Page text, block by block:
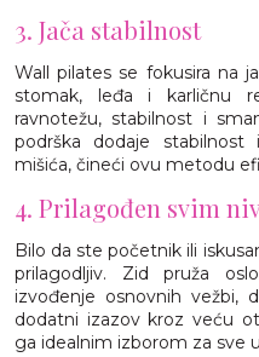
3. Jača stabilnost
Wall pilates se fokusira na
stomak, leđa i karličnu
ravnotežu, stabilnost i
podrška dodaje
mišića, čineći ovu metodu
4. Prilagođen svim
Bilo da ste početnik ili
prilagodljiv. Zid pruža
izvođenje osnovnih vežbi,
dodatni izazov kroz veću
ga idealnim izborom za sve